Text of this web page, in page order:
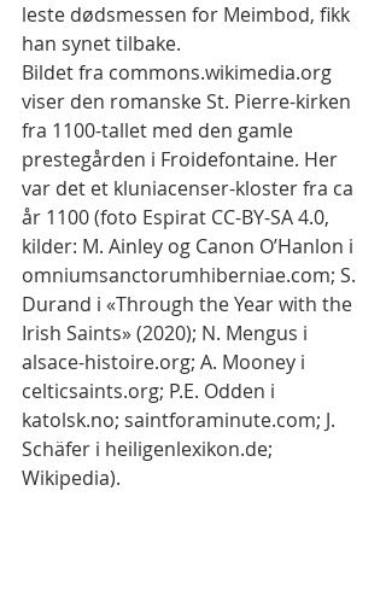
leste dødsmessen for Meimbod, fikk
han synet tilbake.
Bildet fra commons.wikimedia.org
viser den romanske St. Pierre-kirken
fra 1100-tallet med den gamle
prestegården i Froidefontaine. Her
var det et kluniacenser-kloster fra ca
år 1100 (foto Espirat CC-BY-SA 4.0,
kilder: M. Ainley og Canon O’Hanlon i
omniumsanctorumhiberniae.com; S.
Durand i «Through the Year with the
Irish Saints» (2020); N. Mengus i
alsace-histoire.org; A. Mooney i
celticsaints.org; P.E. Odden i
katolsk.no; saintforaminute.com; J.
Schäfer i heiligenlexikon.de;
Wikipedia).